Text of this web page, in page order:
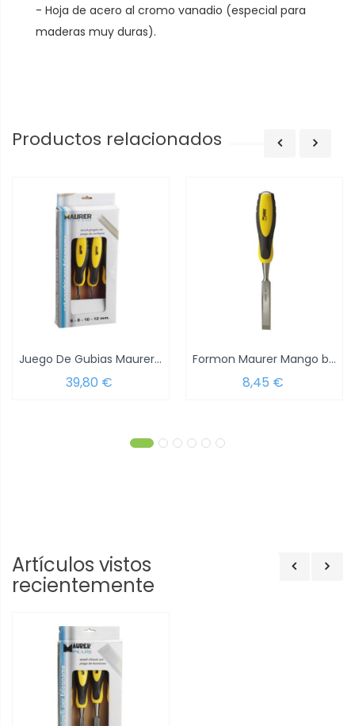
- Hoja de acero al cromo vanadio (especial para
maderas muy duras).
Productos relacionados
Juego De Gubias Maurer 1/2 Caña 4...
39,80 €
Formon Maurer Mango bimaterial 6 mm.
8,45 €
Artículos vistos
recientemente